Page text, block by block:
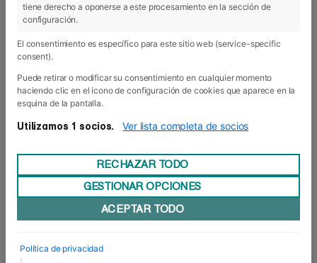
Puesta de largo para la Graduación de
Posgrado
celebró el pasado viernes la ceremonia de
tiene derecho a oponerse a este procesamiento en la sección de
configuración.
El consentimiento es específico para este sitio web (service-specific
consent).
Puede retirar o modificar su consentimiento en cualquier momento
haciendo clic en el icono de configuración de cookies que aparece en la
esquina de la pantalla.
Utilizamos 1 socios. Ver lista completa de socios
RECHAZAR TODO
GESTIONAR OPCIONES
ACEPTAR TODO
Política de privacidad